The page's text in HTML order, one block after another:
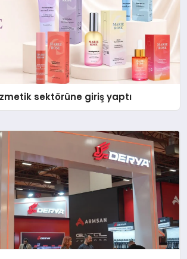
sektörüne giriş yaptı